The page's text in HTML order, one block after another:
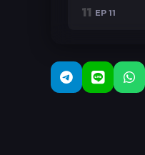
11 EP 11